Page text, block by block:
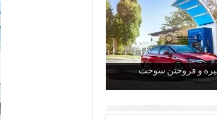
و فروختن سوخت
ماسل کارها یا خودروهای
خوردگی خودرو می شود؟
سال های اخیر صنعت
طراحی خودرو قسمت